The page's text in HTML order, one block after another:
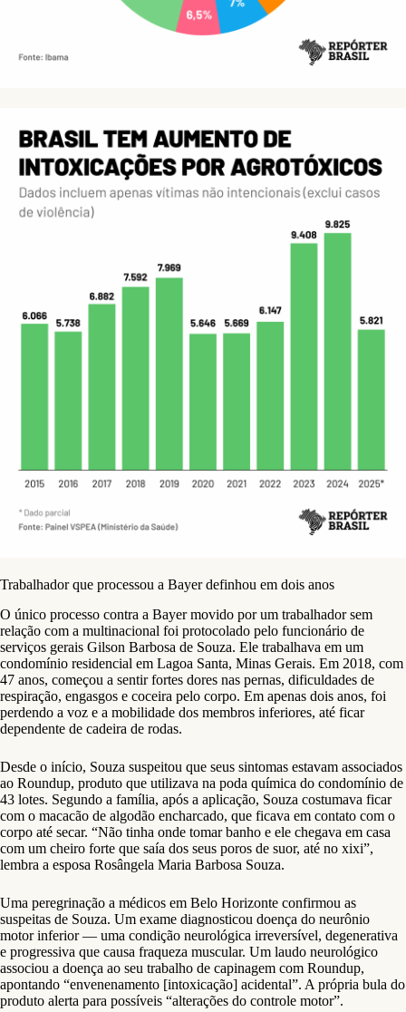
Trabalhador que processou a Bayer definhou em dois anos
O único processo contra a Bayer movido por um trabalhador sem
relação com a multinacional foi protocolado pelo funcionário de
serviços gerais Gilson Barbosa de Souza. Ele trabalhava em um
condomínio residencial em Lagoa Santa, Minas Gerais. Em 2018, com
47 anos, começou a sentir fortes dores nas pernas, dificuldades de
respiração, engasgos e coceira pelo corpo. Em apenas dois anos, foi
perdendo a voz e a mobilidade dos membros inferiores, até ficar
dependente de cadeira de rodas.
Desde o início, Souza suspeitou que seus sintomas estavam associados
ao Roundup, produto que utilizava na poda química do condomínio de
43 lotes. Segundo a família, após a aplicação, Souza costumava ficar
com o macacão de algodão encharcado, que ficava em contato com o
corpo até secar. “Não tinha onde tomar banho e ele chegava em casa
com um cheiro forte que saía dos seus poros de suor, até no xixi”,
lembra a esposa Rosângela Maria Barbosa Souza.
Uma peregrinação a médicos em Belo Horizonte confirmou as
suspeitas de Souza. Um exame diagnosticou doença do neurônio
motor inferior — uma condição neurológica irreversível, degenerativa
e progressiva que causa fraqueza muscular. Um laudo neurológico
associou a doença ao seu trabalho de capinagem com Roundup,
apontando “envenenamento [intoxicação] acidental”. A própria bula do
produto alerta para possíveis “alterações do controle motor”.